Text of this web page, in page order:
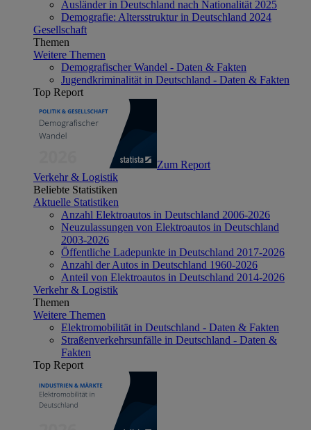
Ausländer in Deutschland nach Nationalität 2025
Demografie: Altersstruktur in Deutschland 2024
Gesellschaft
Themen
Weitere Themen
Demografischer Wandel - Daten & Fakten
Jugendkriminalität in Deutschland - Daten & Fakten
Top Report
Zum Report
Verkehr & Logistik
Beliebte Statistiken
Aktuelle Statistiken
Anzahl Elektroautos in Deutschland 2006-2026
Neuzulassungen von Elektroautos in Deutschland
2003-2026
Öffentliche Ladepunkte in Deutschland 2017-2026
Anzahl der Autos in Deutschland 1960-2026
Anteil von Elektroautos in Deutschland 2014-2026
Verkehr & Logistik
Themen
Weitere Themen
Elektromobilität in Deutschland - Daten & Fakten
Straßenverkehrsunfälle in Deutschland - Daten &
Fakten
Top Report